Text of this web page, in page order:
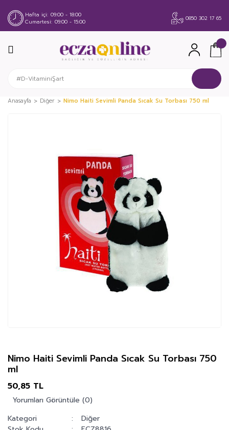
Hafta içi 09:00 - 18:00
Cumartesi 09:00 - 15:00 0850 302 17 65
Anasayfa Diğer Nimo Haiti Sevimli Panda Sıcak Su Torbası 750 ml
Nimo Haiti Sevimli Panda Sıcak Su Torbası 750
ml
50,85 TL
Yorumları Görüntüle (0)
Kategori
Diğer